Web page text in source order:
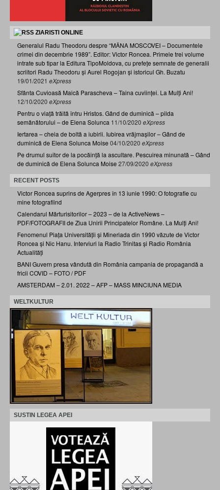
ZIARISTI ONLINE
Generalul Radu Theodoru despre “MÂNA MOSCOVEI – Documentele
crimei din decembrie 1989”. Editor: Victor Roncea. Primele trei volume
intrate sub tipar la Editura TipoMoldova, cu prefețe semnate de generalii
scriitori Radu Theodoru și Aurel Rogojan și istoricul Gh. Buzatu
19/01/2021 eXpress
Sfânta Cuvioasă Maică Parascheva – Taina cuviinței. La Mulți Ani!
12/10/2020 eXpress
Pentru o viață trăită întru Hristos. Gând de duminică – pilda
semănătorului – de Elena Solunca 11/10/2020 eXpress
Iertarea – cheia de boltă a iubirii. Iubirea vrăjmașilor – Gând de
duminică de Elena Solunca Moise 04/10/2020 eXpress
Pe drumul suitor de la pocăință la ascultare. Pescuirea minunată – Gând
de duminică de Elena Solunca Moise 27/09/2020 eXpress
RECENT POSTS
Victor Roncea suprins de Agerpres în 13 iunie 1990: O fotografie cu
mine fotografiind
Calendarul Mărturisitorilor – 2023 – de la ActiveNews –
PDF/FOTOGRAFII de Ziua Unirii Principatelor Române. La Mulți Ani!
Fenomenul Piața Universității și Mineriada din 1990 văzute de Victor
Roncea și Nic Hanu. Interviuri la Radio Trinitas și Radio România
Actualități
BANI Guvern presa vândută din România campania de propagandă a
fricii COVID – FOTO / PDF
AMSTERDAM – 2.01. 2022 – AFP – MASS MINCIUNA MEDIA
WELTKULTUR
SUSTIN LEGEA APEI